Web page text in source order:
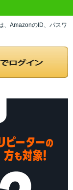
、AmazonのID、パスワ